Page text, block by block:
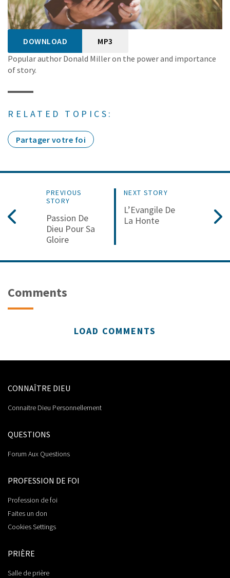
DOWNLOAD
MP3
Popular author Donald Miller on the power and importance
of story.
RELATED TOPICS:
Partager votre foi
PREVIOUS
STORY
Passion De
Dieu Pour Sa
Gloire
NEXT STORY
L’Evangile De
La Honte
Comments
LOAD COMMENTS
CONNAÎTRE DIEU
Connaitre Dieu Personnellement
QUESTIONS
Forum Aux Questions
PROFESSION DE FOI
Profession de foi
Faites un don
Cookies Settings
PRIÈRE
Salle de prière